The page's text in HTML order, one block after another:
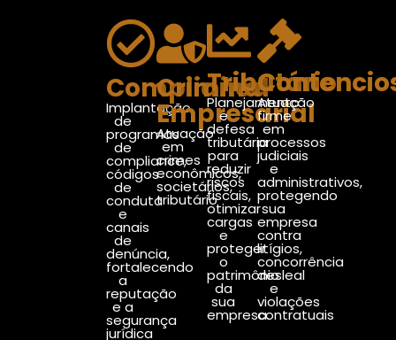
Compliance
Implantação
de
programas
de
compliance,
códigos
de
conduta
e
canais
de
denúncia,
fortalecendo
a
reputação
e a
segurança
jurídica
Criminal
Empresarial
Atuação
em
crimes
econômicos,
societários,
tributário
Tributário
Planejamento
e
defesa
tributária
para
reduzir
riscos
fiscais,
otimizar
cargas
e
proteger
o
patrimônio
da
sua
empresa.
Atuação
firme
em
processos
judiciais
e
administrativos,
protegendo
sua
empresa
contra
litígios,
concorrência
desleal
e
violações
contratuais